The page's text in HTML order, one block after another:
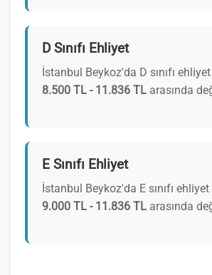
D Sınıfı Ehliyet
İstanbul Beykoz'da D sınıfı
8.500 TL - 11.836 TL arasında
E Sınıfı Ehliyet
İstanbul Beykoz'da E sınıfı
9.000 TL - 11.836 TL arasında